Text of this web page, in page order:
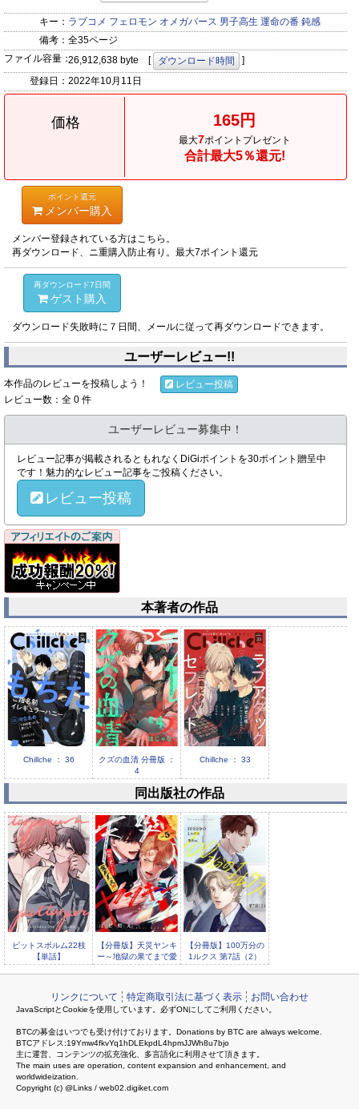
キー： ラブコメ フェロモン オメガバース 男子高生 運命の番 鈍感
備考： 全35ページ
ファイル容量：26,912,638 byte [ ダウンロード時間
]
登録日： 2022年10月11日
価格 165円
最大7ポイントプレゼント
合計最大5％還元!
ポイント還元
メンバー購入
メンバー登録されている方はこちら。
再ダウンロード、ニ重購入防止有り。最大7ポイント還元
再ダウンロード7日間
ゲスト購入
ダウンロード失敗時に７日間、メールに従って再ダウンロードできます。
ユーザーレビュー!!
本作品のレビューを投稿しよう！
レビュー投稿
レビュー数：全 0 件
ユーザーレビュー募集中！
レビュー記事が掲載されるともれなくDiGiポイントを30ポイント贈呈中
です！魅力的なレビュー記事をご投稿ください。
レビュー投稿
本著者の作品
Chillche ： 36
クズの血清 分冊版 ：
4
Chillche ： 33
クズの血清 分冊版 ：
3
同出版社の作品
ピットスポルム22枝
【単話】
【分冊版】天災ヤンキ
ー～地獄の果てまで愛
死天流！！！～ 5.
【分冊版】100万分の
1ルクス 第7話（2）
リンクについて 特定商取引法に基づく表示 お問い合わせ
JavaScriptとCookieを使用しています。必ずONにしてご利用ください。
BTCの募金はいつでも受け付けております。Donations by BTC are always welcome.
BTCアドレス:19Ymw4fkvYq1hDLEkpdL4hpmJJWh8u7bjo
主に運営、コンテンツの拡充強化、多言語化に利用させて頂きます。
The main uses are operation, content expansion and enhancement, and
worldwideization.
Copyright (c) @Links / web02.digiket.com